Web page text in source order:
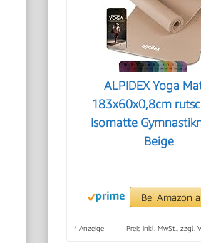
ALPIDEX Yoga
183x60x0,8cm
Isomatte
Beige
Bei Amazon
* Anzeige Preis inkl. MwSt., zzgl.